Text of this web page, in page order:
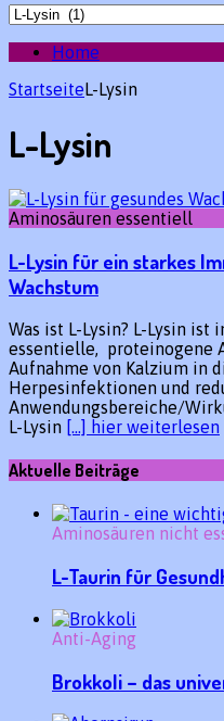
Auswahl
des
gewünschten
Home
StartseiteL-Lysin
L-Lysin
Aminosäuren essentiell
L-Lysin für ein starkes
Wachstum
Was ist L-Lysin? L-Lysin
essentielle, proteinogene
Aufnahme von Kalzium in
Herpesinfektionen und
Anwendungsbereiche/
L-Lysin […] hier weiterlesen
Aktuelle Beiträge
Aminosäuren nicht
L-Taurin für
Anti-Aging
Brokkoli – das